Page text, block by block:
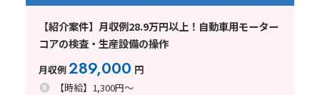
【紹介案件】月収例28.9万円以上！自動車用モーター
コアの検査・生産設備の操作
月収例289,000 円
【時給】1,300円～